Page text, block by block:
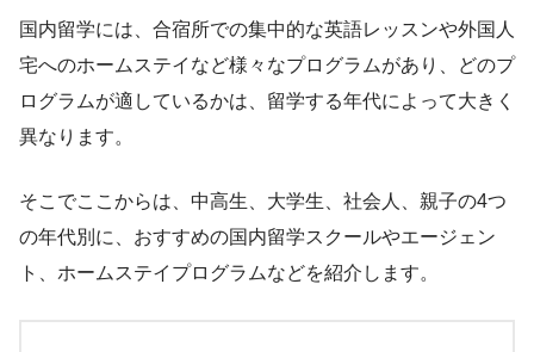
国内留学には、合宿所での集中的な英語レッスンや外国人
宅へのホームステイなど様々なプログラムがあり、どのプ
ログラムが適しているかは、留学する年代によって大きく
異なります。
そこでここからは、中高生、大学生、社会人、親子の4つ
の年代別に、おすすめの国内留学スクールやエージェン
ト、ホームステイプログラムなどを紹介します。